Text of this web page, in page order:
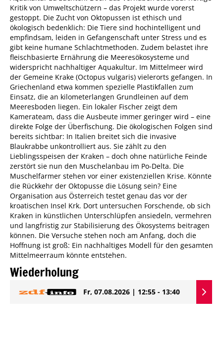
Kritik von Umweltschützern – das Projekt wurde vorerst
gestoppt. Die Zucht von Oktopussen ist ethisch und
ökologisch bedenklich: Die Tiere sind hochintelligent und
empfindsam, leiden in Gefangenschaft unter Stress und es
gibt keine humane Schlachtmethoden. Zudem belastet ihre
fleischbasierte Ernährung die Meeresökosysteme und
widerspricht nachhaltiger Aquakultur. Im Mittelmeer wird
der Gemeine Krake (Octopus vulgaris) vielerorts gefangen. In
Griechenland etwa kommen spezielle Plastikfallen zum
Einsatz, die an kilometerlangen Grundleinen auf dem
Meeresboden liegen. Ein lokaler Fischer zeigt dem
Kamerateam, dass die Ausbeute immer geringer wird – eine
direkte Folge der Überfischung. Die ökologischen Folgen sind
bereits sichtbar: In Italien breitet sich die invasive
Blaukrabbe unkontrolliert aus. Sie zählt zu den
Lieblingsspeisen der Kraken – doch ohne natürliche Feinde
zerstört sie nun den Muschelanbau im Po-Delta. Die
Muschelfarmer stehen vor einer existenziellen Krise. Könnte
die Rückkehr der Oktopusse die Lösung sein? Eine
Organisation aus Österreich testet genau das vor der
kroatischen Insel Krk. Dort untersuchen Forschende, ob sich
Kraken in künstlichen Unterschlüpfen ansiedeln, vermehren
und langfristig zur Stabilisierung des Ökosystems beitragen
können. Die Versuche stehen noch am Anfang, doch die
Hoffnung ist groß: Ein nachhaltiges Modell für den gesamten
Mittelmeerraum könnte entstehen.
Wiederholung
Fr, 07.08.2026 | 12:55 - 13:40